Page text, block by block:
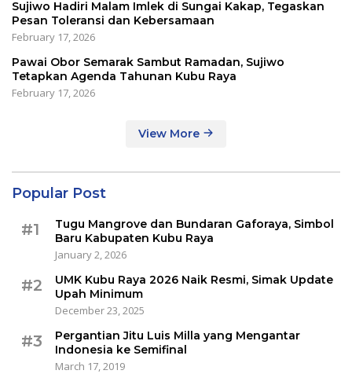
Sujiwo Hadiri Malam Imlek di Sungai Kakap, Tegaskan
Pesan Toleransi dan Kebersamaan
February 17, 2026
Pawai Obor Semarak Sambut Ramadan, Sujiwo
Tetapkan Agenda Tahunan Kubu Raya
February 17, 2026
View More
Popular Post
#1
Tugu Mangrove dan Bundaran Gaforaya, Simbol
Baru Kabupaten Kubu Raya
January 2, 2026
#2
UMK Kubu Raya 2026 Naik Resmi, Simak Update
Upah Minimum
December 23, 2025
#3
Pergantian Jitu Luis Milla yang Mengantar
Indonesia ke Semifinal
March 17, 2019